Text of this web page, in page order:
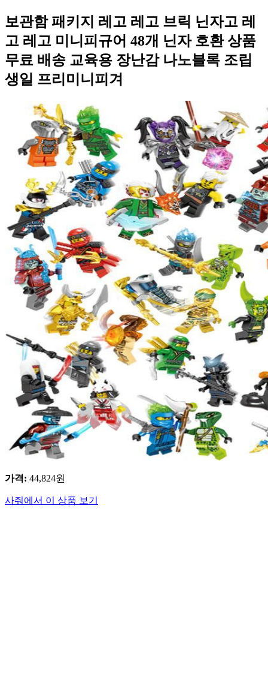
보관함 패키지 레고 레고 브릭 닌자고 레
고 레고 미니피규어 48개 닌자 호환 상품
무료 배송 교육용 장난감 나노블록 조립
생일 프리미니피겨
가격: 44,824원
사줘에서 이 상품 보기